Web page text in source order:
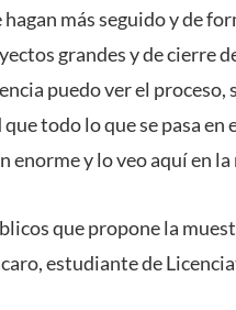
más seguido y de
grandes y de cierre
puedo ver el proceso,
todo lo que se pasa en
y lo veo aquí en la
que propone la
estudiante de